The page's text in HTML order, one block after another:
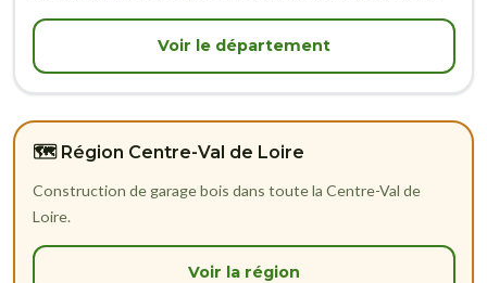
Voir le département
🗺️ Région Centre-Val de Loire
Construction de garage bois dans toute la Centre-Val de
Loire.
Voir la région